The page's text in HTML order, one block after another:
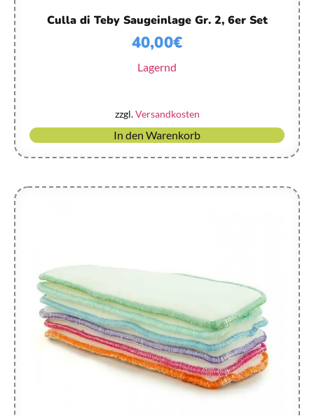
Culla di Teby Saugeinlage Gr. 2, 6er Set
40,00€
Lagernd
zzgl.Versandkosten
In den Warenkorb